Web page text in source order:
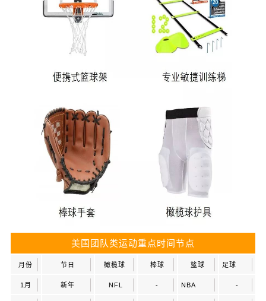
美国团队类运动重点时间节点
月份 节日 橄榄球 棒球 篮球 足球
1月 新年 NFL - NBA -